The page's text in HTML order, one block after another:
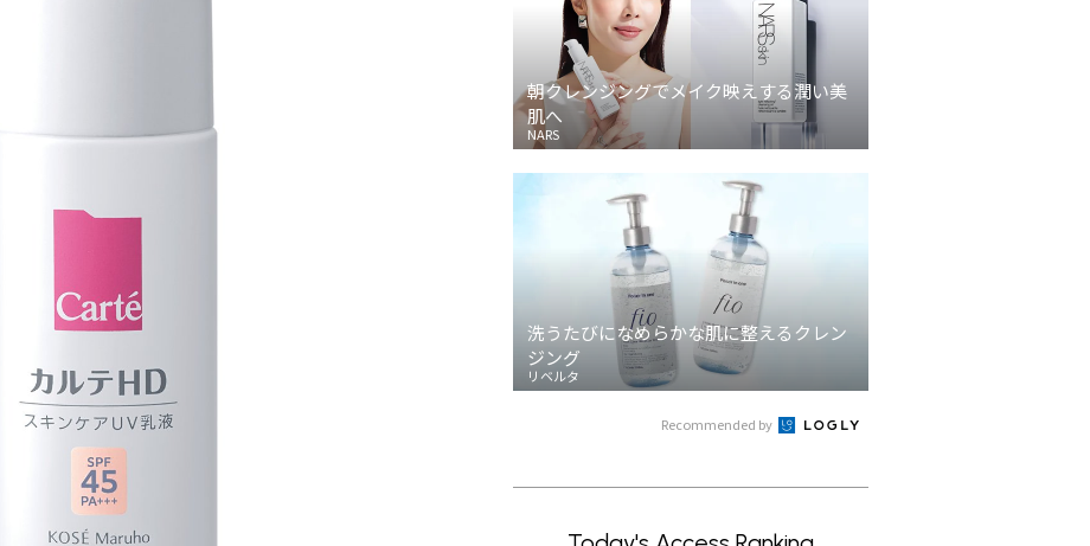
朝クレンジングでメイク映えする潤い美
肌へ
NARS
洗うたびになめらかな肌に整えるクレン
ジング
リベルタ
Recommended by